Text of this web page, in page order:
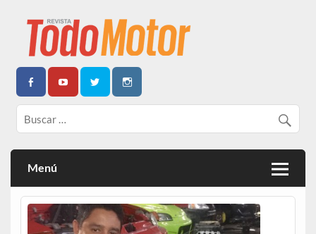
Todo Motor | Centroamérica
Menú